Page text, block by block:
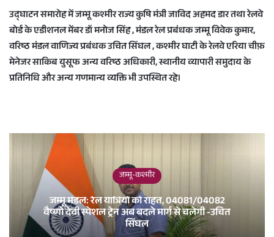
उद्घाटन समारोह में जम्मू कश्मीर राज्य कुषि मंत्री जाविद अहमद डार तथा रेलवे
बोर्ड के एडीशनल मेंबर डॉ मनोज सिंह , मंडल रेल प्रबंधक जम्मू विवेक कुमार,
वरिष्ठ मंडल वाणिज्य प्रबंधक उचित सिंघल , कश्मीर घाटी के रेलवे एरिया चीफ़
मेनेजर साकिब युसूफ अन्य वरिष्ठ अधिकारी, स्थानीय व्यापारी समुदाय के
प्रतिनिधि और अन्य गणमान्य व्यक्ति भी उपस्थित रहे।
जम्मू-कश्मीर
जम्मू मंडल: रेल यात्रियों को राहत, 04081/04082
वैष्णो देवी स्पेशल ट्रेन अब बदले मार्ग से चलेगी -उचित
सिंघल